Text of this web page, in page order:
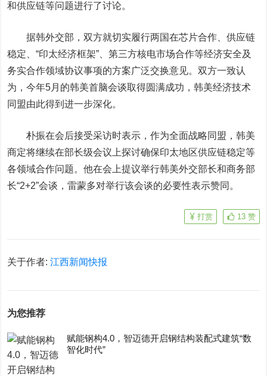
和供应链等问题进行了讨论。
据韩外交部，双方就切实履行两国在芯片合作、供应链
稳定、“印太经济框架”、第三方核电市场合作等经济安全及
务实合作领域协议事项的方案广泛交换意见。双方一致认
为，今年5月的韩美首脑会谈取得圆满成功，韩美经济技术
同盟由此得到进一步深化。
朴振在会后接受采访时表示，作为全面战略同盟，韩美
商定将继续在部长级会议上探讨确保印太地区供应链稳定等
各领域合作问题。他在会上提议举行韩美外交部长和商务部
长“2+2”会谈，雷蒙多对举行该会谈的必要性表示赞同。
13 赞
打赏
关于作者:江西新闻快报
为您推荐
赋能钢构4.0，智迈德开启钢结构装配式建筑“数
智化时代”